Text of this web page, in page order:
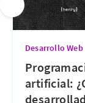
Desarrollo Web
artificial: